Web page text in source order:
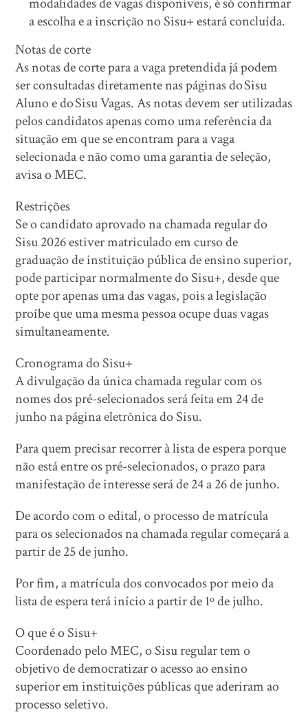
a escolha e a inscrição no Sisu+ estará concluída.
Notas de corte
As notas de corte para a vaga pretendida já podem
ser consultadas diretamente nas páginas do Sisu
Aluno e do Sisu Vagas. As notas devem ser utilizadas
pelos candidatos apenas como uma referência da
situação em que se encontram para a vaga
selecionada e não como uma garantia de seleção,
avisa o MEC.
Restrições
Se o candidato aprovado na chamada regular do
Sisu 2026 estiver matriculado em curso de
graduação de instituição pública de ensino superior,
pode participar normalmente do Sisu+, desde que
opte por apenas uma das vagas, pois a legislação
proíbe que uma mesma pessoa ocupe duas vagas
simultaneamente.
Cronograma do Sisu+
A divulgação da única chamada regular com os
nomes dos pré-selecionados será feita em 24 de
junho na página eletrônica do Sisu.
Para quem precisar recorrer à lista de espera porque
não está entre os pré-selecionados, o prazo para
manifestação de interesse será de 24 a 26 de junho.
De acordo com o edital, o processo de matrícula
para os selecionados na chamada regular começará a
partir de 25 de junho.
Por fim, a matrícula dos convocados por meio da
lista de espera terá início a partir de 1º de julho.
O que é o Sisu+
Coordenado pelo MEC, o Sisu regular tem o
objetivo de democratizar o acesso ao ensino
superior em instituições públicas que aderiram ao
processo seletivo.